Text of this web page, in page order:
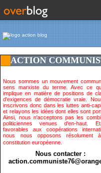
ACTION
Nous sommes un mouvement
sens marxiste du terme. Avec ce
implique en matière de positions de
d'exigences de démocratie vraie.
inscrivons donc dans les luttes anti-
et relayons les idées dont elles sont
Ainsi, nous n'acceptons pas les
politiciennes venues d'en-haut.
favorables aux coopérations
nous nous opposons résolument
constitution européenne.
Nous contacter :